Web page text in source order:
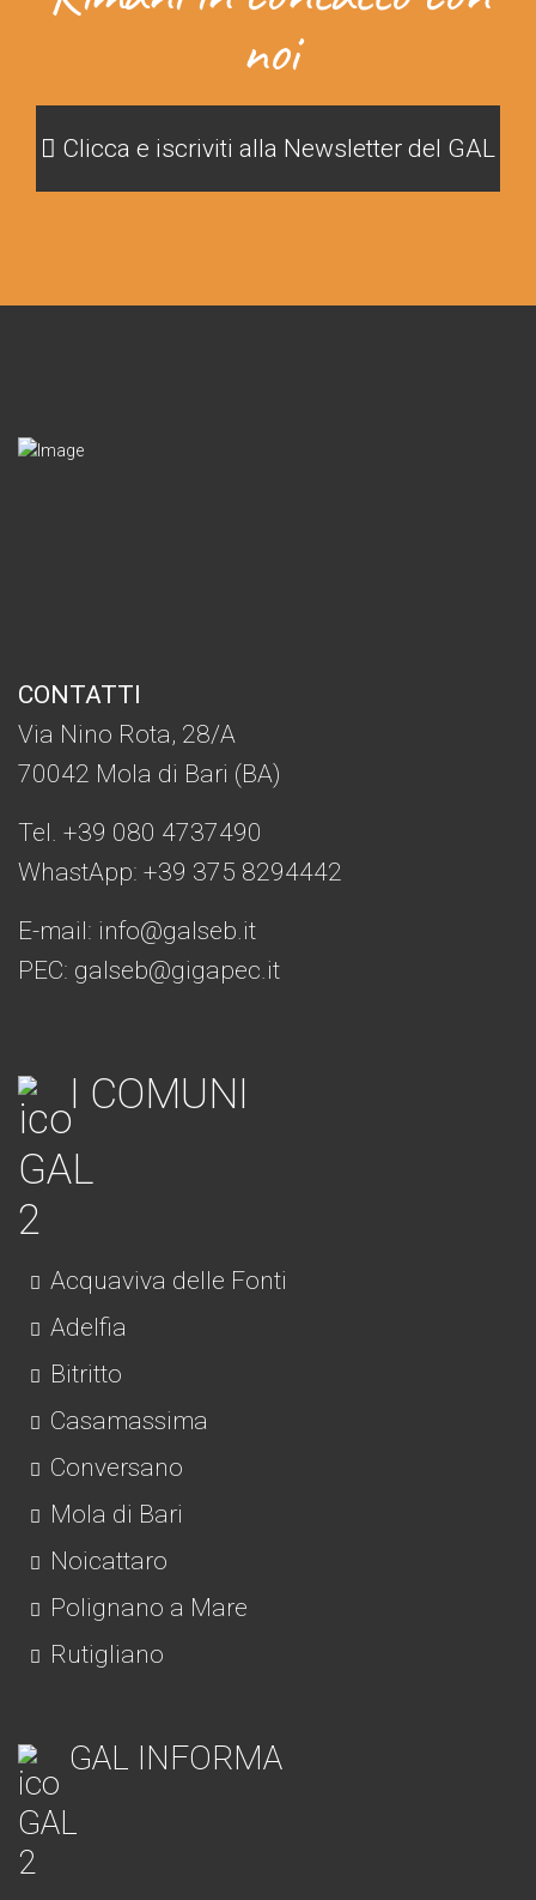
noi
Clicca e iscriviti alla Newsletter del GAL
CONTATTI
Via Nino Rota, 28/A
70042 Mola di Bari (BA)
Tel. +39 080 4737490
WhastApp: +39 375 8294442
E-mail: info@galseb.it
PEC: galseb@gigapec.it
I COMUNI
Acquaviva delle Fonti
Adelfia
Bitritto
Casamassima
Conversano
Mola di Bari
Noicattaro
Polignano a Mare
Rutigliano
GAL INFORMA